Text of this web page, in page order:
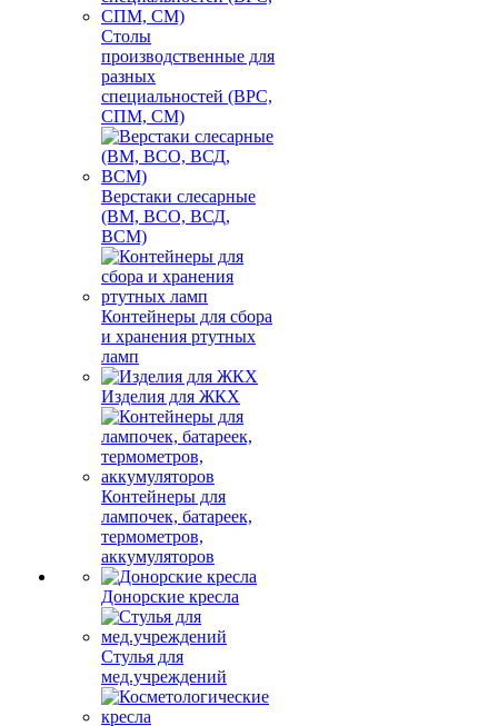
Столы
производственные для
разных
специальностей (ВРС,
СПМ, СМ)
Верстаки слесарные
(ВМ, ВСО, ВСД,
ВСМ)
Контейнеры для сбора
и хранения ртутных
ламп
Изделия для ЖКХ
Контейнеры для
лампочек, батареек,
термометров,
аккумуляторов
Донорские кресла
Стулья для
мед.учреждений